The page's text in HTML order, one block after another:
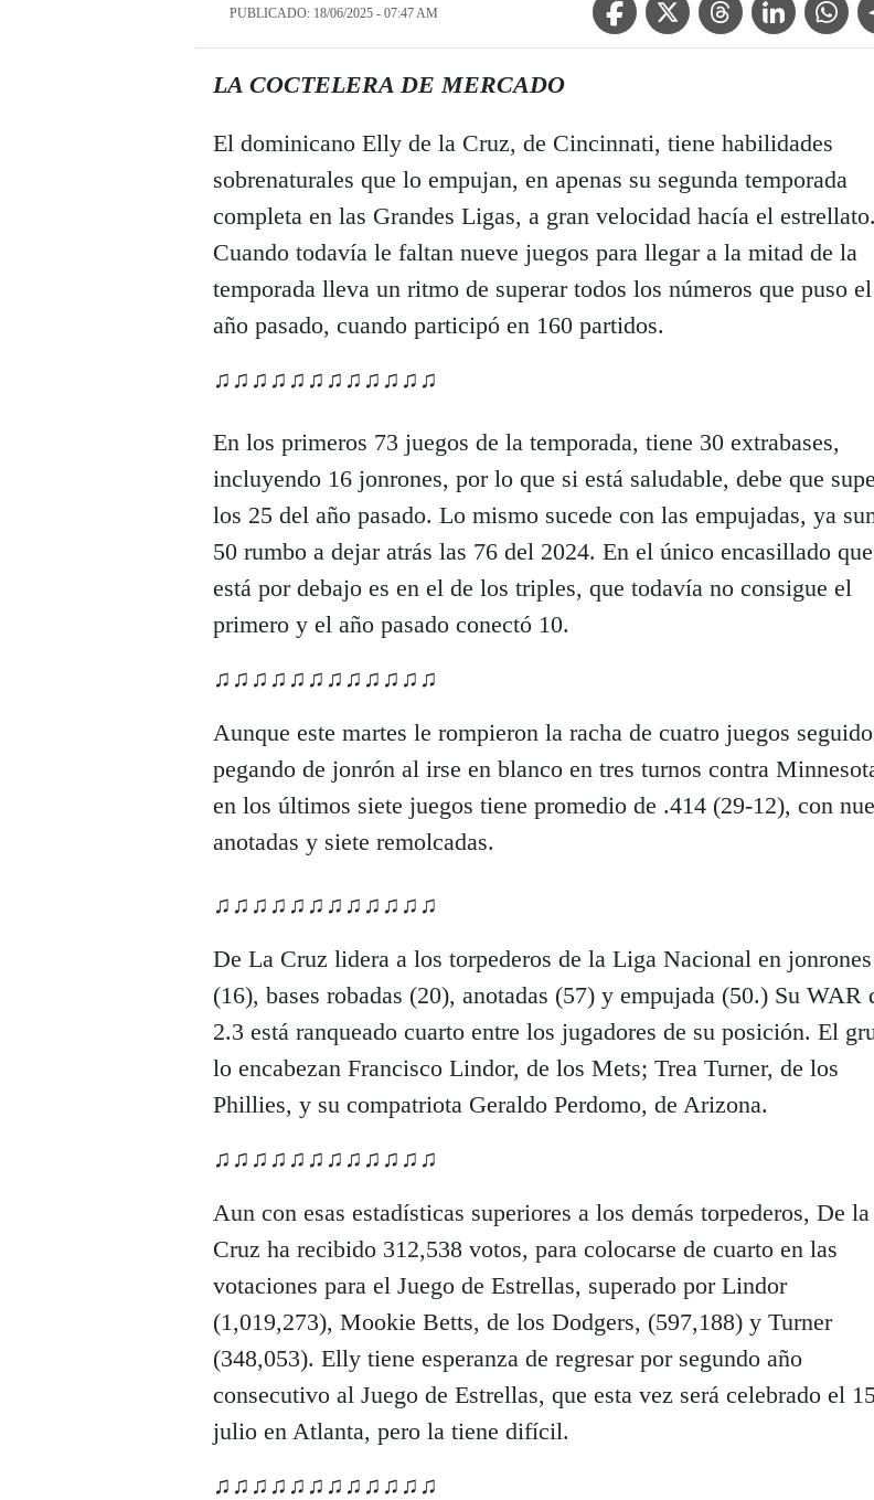
PUBLICADO: 18/06/2025 - 07:47 AM
LA COCTELERA DE MERCADO
El dominicano Elly de la Cruz, de Cincinnati, tiene habilidades
sobrenaturales que lo empujan, en apenas su segunda temporada
completa en las Grandes Ligas, a gran velocidad hacía el estrellato.
Cuando todavía le faltan nueve juegos para llegar a la mitad de la
temporada lleva un ritmo de superar todos los números que puso el
año pasado, cuando participó en 160 partidos.
♫♫♫♫♫♫♫♫♫♫♫♫
En los primeros 73 juegos de la temporada, tiene 30 extrabases,
incluyendo 16 jonrones, por lo que si está saludable, debe que
los 25 del año pasado. Lo mismo sucede con las empujadas, ya
50 rumbo a dejar atrás las 76 del 2024. En el único encasillado que
está por debajo es en el de los triples, que todavía no consigue el
primero y el año pasado conectó 10.
♫♫♫♫♫♫♫♫♫♫♫♫
Aunque este martes le rompieron la racha de cuatro juegos
pegando de jonrón al irse en blanco en tres turnos contra
en los últimos siete juegos tiene promedio de .414 (29-12), con
anotadas y siete remolcadas.
♫♫♫♫♫♫♫♫♫♫♫♫
De La Cruz lidera a los torpederos de la Liga Nacional en jonrones
(16), bases robadas (20), anotadas (57) y empujada (50.) Su WAR
2.3 está ranqueado cuarto entre los jugadores de su posición. El
lo encabezan Francisco Lindor, de los Mets; Trea Turner, de los
Phillies, y su compatriota Geraldo Perdomo, de Arizona.
♫♫♫♫♫♫♫♫♫♫♫♫
Aun con esas estadísticas superiores a los demás torpederos, De la
Cruz ha recibido 312,538 votos, para colocarse de cuarto en las
votaciones para el Juego de Estrellas, superado por Lindor
(1,019,273), Mookie Betts, de los Dodgers, (597,188) y Turner
(348,053). Elly tiene esperanza de regresar por segundo año
consecutivo al Juego de Estrellas, que esta vez será celebrado el
julio en Atlanta, pero la tiene difícil.
♫♫♫♫♫♫♫♫♫♫♫♫